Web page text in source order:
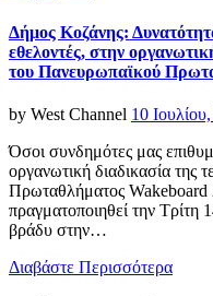
Δήμος Κοζάνης:
εθελοντές, στην
του Πανευρωπαϊκού
by West Channel Posted
10
Όσοι συνδημότες μας
οργανωτική διαδικασία της
Πρωταθλήματος Wakeboard
πραγματοποιηθεί την Τρίτη
βράδυ στην…
Διαβάστε Περισσότερα